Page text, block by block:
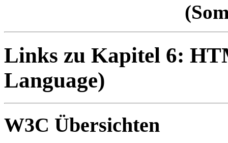
Links zu Kapitel 6:
Language)
W3C Übersichten